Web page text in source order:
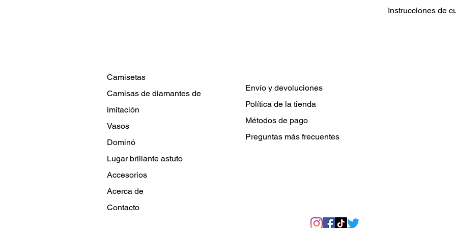
Instrucciones de
No planchar
transferencia de
Camisetas
Camisas de diamantes de
imitación
Vasos
Dominó
Lugar brillante astuto
Accesorios
Acerca de
Contacto
Envío y devoluciones
Política de la tienda
Métodos de pago
Preguntas más frecuentes